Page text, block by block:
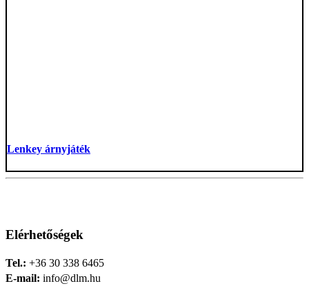
Lenkey árnyjáték
Elérhetőségek
Tel.: +36 30 338 6465
E-mail: info@dlm.hu